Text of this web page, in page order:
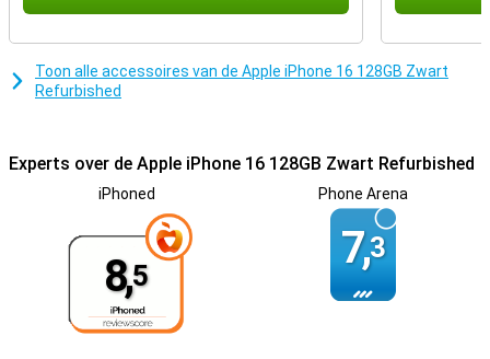
leven nog slimmer en efficiënter!
iOS 18 biedt nieuwe stijlen
features in iOS 18 nét weer een stukje makkelijker gaat. Zo zet je je
Apple iPhone 16 Refurbished nog meer naar je eigen hand, door
bijvoorbeeld je apps en widgets te personaliseren.
Toon alle accessoires van de Apple iPhone 16 128GB Zwart
Refurbished
Experts over de Apple iPhone 16 128GB Zwart Refurbished
iPhoned
8,5
Phone Arena
7,3